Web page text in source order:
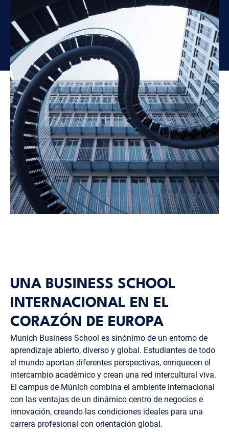
UNA BUSINESS SCHOOL
INTERNACIONAL EN EL
CORAZÓN DE EUROPA
Munich Business School es sinónimo de un entorno de
aprendizaje abierto, diverso y global. Estudiantes de todo
el mundo aportan diferentes perspectivas, enriquecen el
intercambio académico y crean una red intercultural viva.
El campus de Múnich combina el ambiente internacional
con las ventajas de un dinámico centro de negocios e
innovación, creando las condiciones ideales para una
carrera profesional con orientación global.